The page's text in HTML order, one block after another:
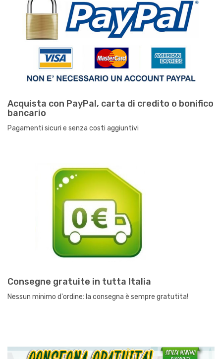
Acquista con PayPal, carta di credito o bonifico
bancario
Pagamenti sicuri e senza costi aggiuntivi
Consegne gratuite in tutta Italia
Nessun minimo d'ordine: la consegna è sempre gratutita!